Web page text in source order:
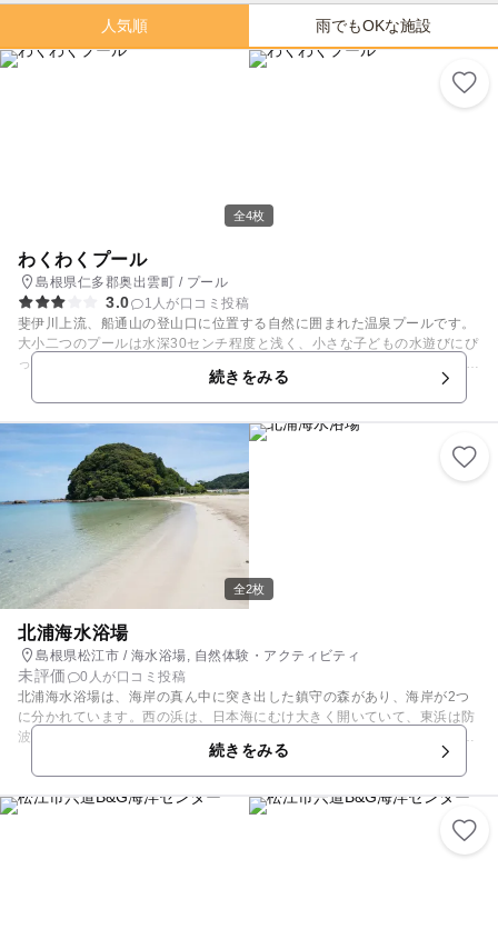
人気順 雨でもOKな施設
全4枚
わくわくプール
島根県仁多郡奥出雲町 / プール
3.0
1人が口コミ投稿
斐伊川上流、船通山の登山口に位置する自然に囲まれた温泉プールです。
大小二つのプールは水深30センチ程度と浅く、小さな子どもの水遊びにぴ
ったり。無料で遊べる人気スポットです。 斐伊川がすぐ隣を流れる自然い
っぱいの環境で、温泉水を利用したプールが無料で利用できるなんて贅
沢！ 斐乃上温泉の温泉を利用しており、水が冷たすぎないこと、川と違っ
て流れがないことから、安心して子どもを遊ばせることができます。プー
ル周辺にはトイレと東屋、駐車場が設置されています。
続きをみる
全2枚
北浦海水浴場
島根県松江市 / 海水浴場, 自然体験・アクティビティ
未評価
0人が口コミ投稿
北浦海水浴場は、海岸の真ん中に突き出した鎮守の森があり、海岸が2つ
に分かれています。西の浜は、日本海にむけ大きく開いていて、東浜は防
波堤に囲まれています。それぞれ波の高さも違い、東浜のほうががお子さ
ん連れの方に向いています。（西浜も人工リーフで埋められていますの
で、それほど波が高いというわけではありません。） 海水浴シーズン以外
も、利用可能ですがシャワー、有料駐車場は閉めております。
続きをみる